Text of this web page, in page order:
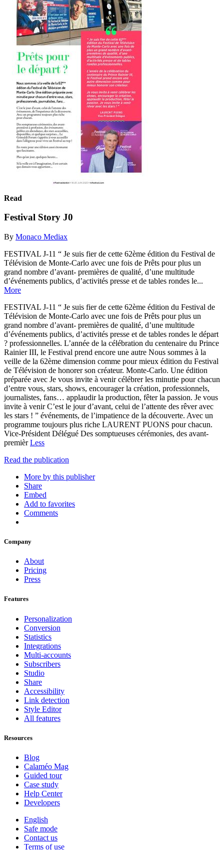
Read
Festival Story J0
By Monaco Mediax
FESTIVAL J-11 “ Je suis fier de cette 62ème édition du Festival de
Télévision de Monte-Carlo avec une fois de Prêts pour plus un
grand nombre d’avant- premières de qualité, d’une multitude
d’événements publics, d’activités presse et de tables rondes le...
More
FESTIVAL J-11 “ Je suis fier de cette 62ème édition du Festival de
Télévision de Monte-Carlo avec une fois de Prêts pour plus un
grand nombre d’avant- premières de qualité, d’une multitude
d’événements publics, d’activités presse et de tables rondes le départ
? professionnelles. L’année de la célébration du centenaire du Prince
Rainier III, le Festival prend encore une autre Nous sommes à la
veille de la 62ème dimension comme pour mieux édition du Festival
de Télévision de honorer son créateur. Monte-Carlo. Une édition
préparée avec Je vous invite à venir célébrer les minutie pour chacun
d’entre vous, stars, shows, encourager la création, professionnels,
journalistes, fans… applaudir la production, fêter la passion. Je vous
invite à venir C’est le jour d’avant, celui de l’attente des rêver avec
les stars ! ” événements, de l’impatience de la découverte. Avec un
programme toujours plus riche LAURENT PUONS pour chacun.
Vice-Président Délégué Des somptueuses cérémonies, des avant-
premièrLess
Read the publication
More by this publisher
Share
Embed
Add to favorites
Comments
Company
About
Pricing
Press
Features
Personalization
Conversion
Statistics
Integrations
Multi-accounts
Subscribers
Studio
Share
Accessibility
Link detection
Style Editor
All features
Resources
Blog
Calaméo Mag
Guided tour
Case study
Help Center
Developers
English
Safe mode
Contact us
Terms of use